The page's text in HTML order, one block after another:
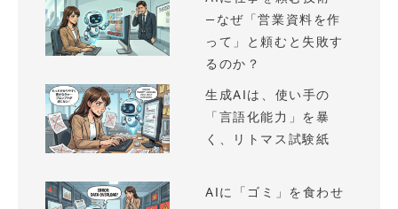
—なぜ「営業資料を作
って」と頼むと失敗す
るのか？
生成AIは、使い手の
「言語化能力」を暴
く、リトマス試験紙
AIに「ゴミ」を食わせ